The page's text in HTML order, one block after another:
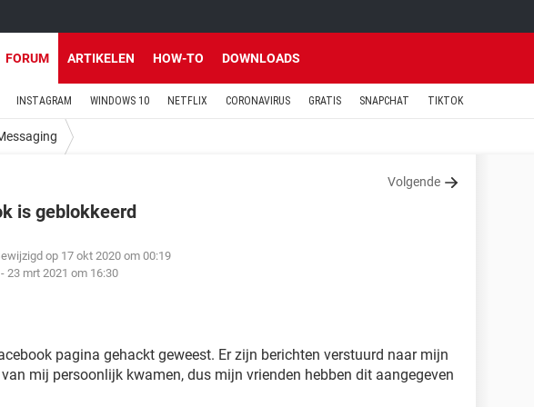
FORUM ARTIKELEN HOW-TO DOWNLOADS
INSTAGRAM WINDOWS 10 NETFLIX CORONAVIRUS GRATIS SNAPCHAT TIKTOK
Volgende
is geblokkeerd
op 17 okt 2020 om 00:19
23 mrt 2021 om 16:30
pagina gehackt geweest. Er zijn berichten verstuurd naar mijn
mij persoonlijk kwamen, dus mijn vrienden hebben dit aangegeven